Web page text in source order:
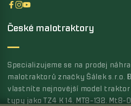
České malotraktory
Specializujeme se na prodej
malotraktorů značky Šálek s.r.o.
vlastníte nejnovější model
typy jako TZ4 K 14, MT8-132, Mt8-